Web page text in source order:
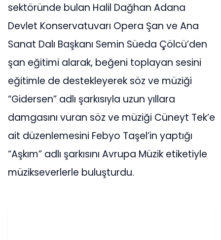
sektöründe bulan Halil Dağhan Adana
Devlet Konservatuvarı Opera Şan ve Ana
Sanat Dalı Başkanı Semin Süeda Çölcü’den
şan eğitimi alarak, beğeni toplayan sesini
eğitimle de destekleyerek söz ve müziği
“Gidersen” adlı şarkısıyla uzun yıllara
damgasını vuran söz ve müziği Cüneyt Tek’e
ait düzenlemesini Febyo Taşel’in yaptığı
“Aşkım” adlı şarkısını Avrupa Müzik etiketiyle
müzikseverlerle buluşturdu.